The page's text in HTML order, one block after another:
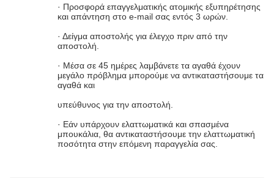
· Προσφορά επαγγελματικής ατομικής εξυπηρέτησης
και απάντηση στο e-mail σας εντός 3 ωρών.
· Δείγμα αποστολής για έλεγχο πριν από την
αποστολή.
· Μέσα σε 45 ημέρες λαμβάνετε τα αγαθά έχουν
μεγάλο πρόβλημα μπορούμε να αντικαταστήσουμε τα
αγαθά και
υπεύθυνος για την αποστολή.
· Εάν υπάρχουν ελαττωματικά και σπασμένα
μπουκάλια, θα αντικαταστήσουμε την ελαττωματική
ποσότητα στην επόμενη παραγγελία σας.